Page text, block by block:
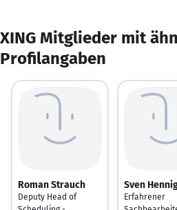
XING Mitglieder mit
Profilangaben
Roman Strauch
Deputy Head of
Sven
Erfahrener